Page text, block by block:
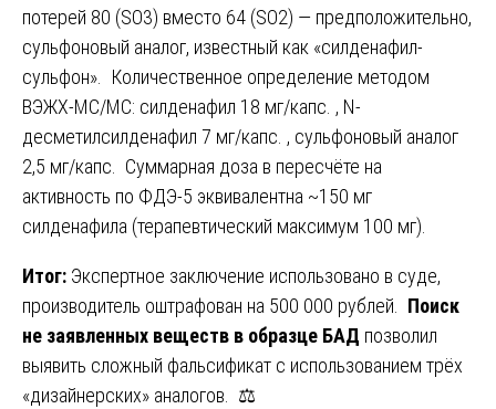
потерей 80 (SO3) вместо 64 (SO2) — предположительно,
сульфоновый аналог, известный как «силденафил-
сульфон». Количественное определение методом
ВЭЖХ-МС/МС: силденафил 18 мг/капс. , N-
десметилсилденафил 7 мг/капс. , сульфоновый аналог
2,5 мг/капс. Суммарная доза в пересчёте на
активность по ФДЭ-5 эквивалентна ~150 мг
силденафила (терапевтический максимум 100 мг).
Итог: Экспертное заключение использовано в суде,
производитель оштрафован на 500 000 рублей. Поиск
не заявленных веществ в образце БАД позволил
выявить сложный фальсификат с использованием трёх
«дизайнерских» аналогов. ⚖️